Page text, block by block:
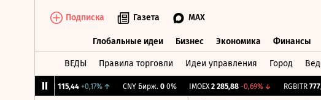
Подписка Газета MAX
Глобальные идеи Бизнес Экономика Финансы
ВЕДЫ Правила торговли Идеи управления Город
115,44 +0,17%↑ CNY Бирж. 0 0% IMOEX 2 285,88 -0,69%↓ RGBITR